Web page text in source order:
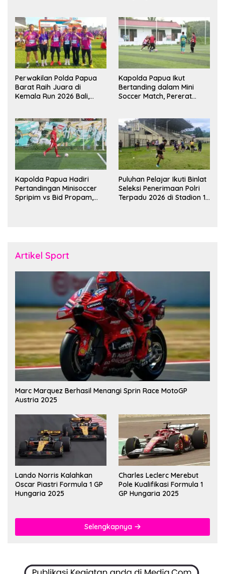
Perwakilan Polda Papua
Barat Raih Juara di
Kemala Run 2026 Bali,
Kapolda Papua Ikut
Bertanding dalam Mini
Soccer Match, Pererat
Kapolda Papua Hadiri
Pertandingan Minisoccer
Spripim vs Bid Propam,
Puluhan Pelajar Ikuti Binlat
Seleksi Penerimaan Polri
Terpadu 2026 di Stadion 16
Artikel Sport
Marc Marquez Berhasil Menangi Sprin Race MotoGP
Austria 2025
Lando Norris Kalahkan
Oscar Piastri Formula 1 GP
Hungaria 2025
Charles Leclerc Merebut
Pole Kualifikasi Formula 1
GP Hungaria 2025
Selengkapnya